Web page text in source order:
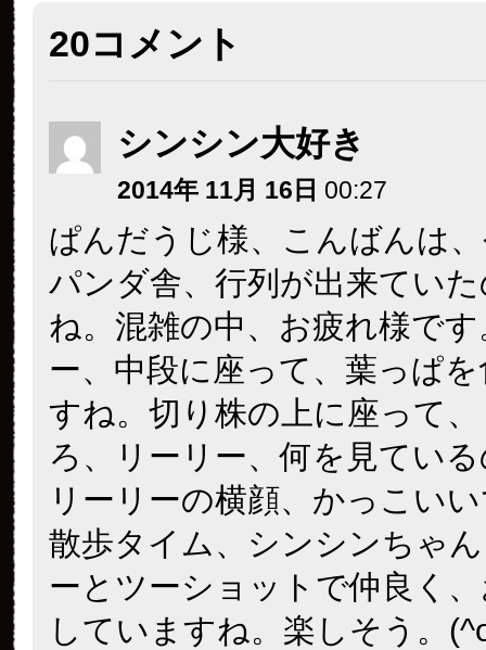
20コメント
シンシン大好き
2014年 11月 16日 00:27
ぱんだうじ様、こんばんは
パンダ舎、行列が出来てい
ね。混雑の中、お疲れ様で
ー、中段に座って、葉っぱ
すね。切り株の上に座って
ろ、リーリー、何を見てい
リーリーの横顔、かっこい
散歩タイム、シンシンちゃ
ーとツーショットで仲良く
していますね。楽しそう。